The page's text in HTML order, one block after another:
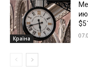
Країна